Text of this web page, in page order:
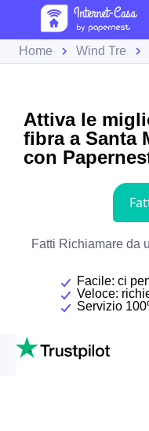
Home Wind Tre